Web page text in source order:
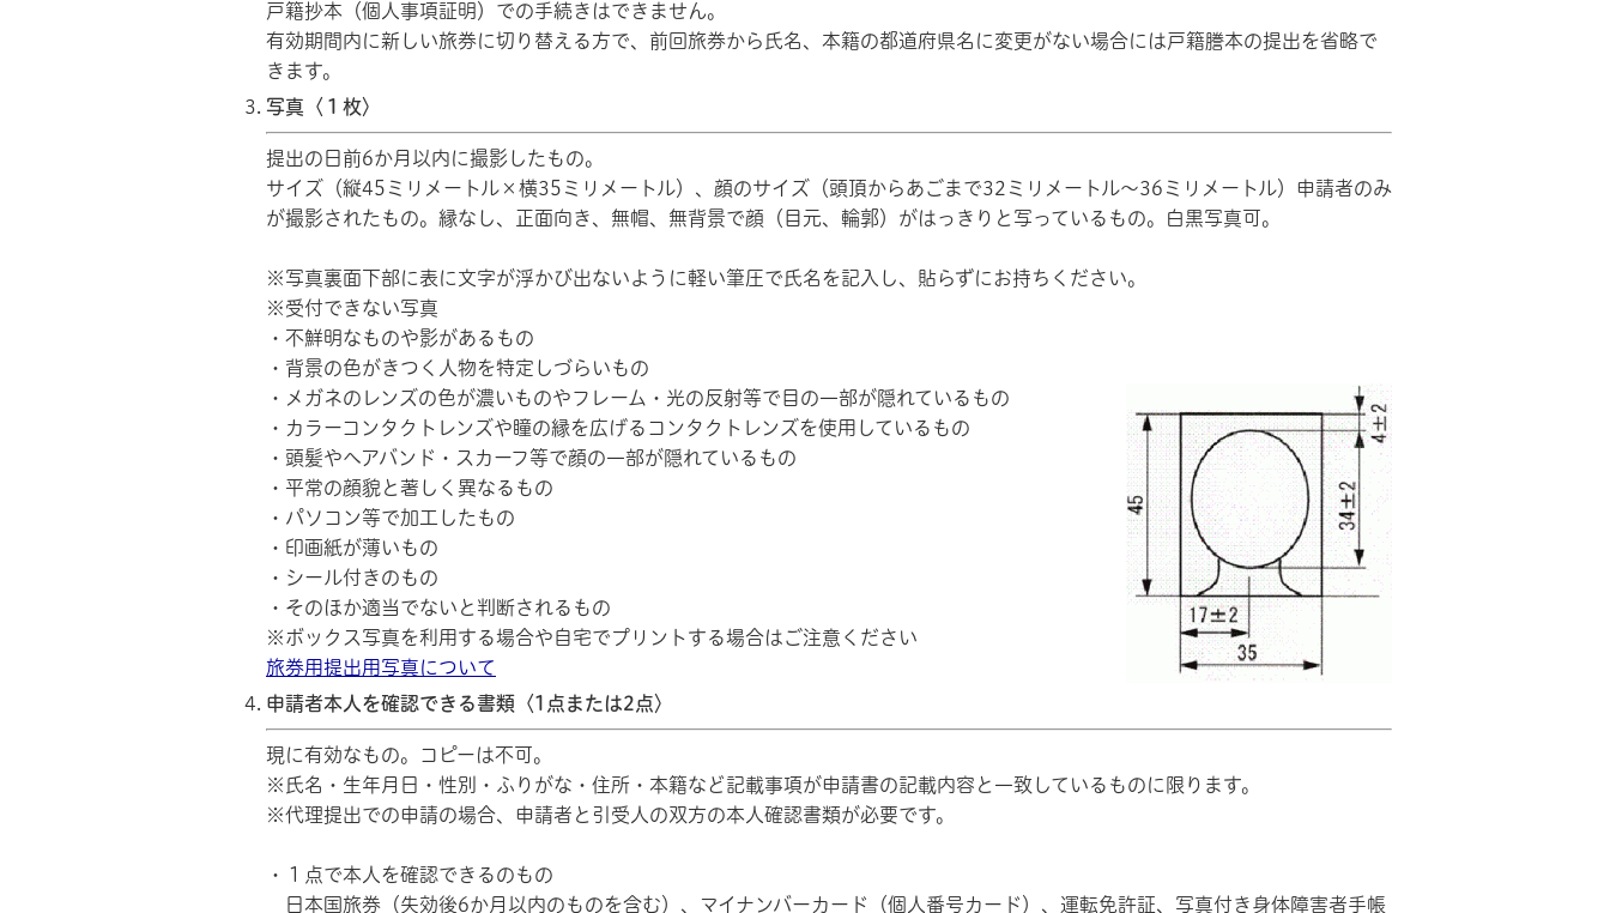
戸籍抄本（個人事項証明）での手続きはできません。
有効期間内に新しい旅券に切り替える方で、前回旅券から氏名、本籍の都道府県名に変更がない場合には戸籍謄本の提出を省略で
きます。
写真〈１枚〉
提出の日前6か月以内に撮影したもの。
サイズ（縦45ミリメートル×横35ミリメートル）、顔のサイズ（頭頂からあごまで32ミリメートル～36ミリメートル）申請者のみ
が撮影されたもの。縁なし、正面向き、無帽、無背景で顔（目元、輪郭）がはっきりと写っているもの。白黒写真可。
※写真裏面下部に表に文字が浮かび出ないように軽い筆圧で氏名を記入し、貼らずにお持ちください。
※受付できない写真
・不鮮明なものや影があるもの
・背景の色がきつく人物を特定しづらいもの
・メガネのレンズの色が濃いものやフレーム・光の反射等で目の一部が隠れているもの
・カラーコンタクトレンズや瞳の縁を広げるコンタクトレンズを使用しているもの
・頭髪やヘアバンド・スカーフ等で顔の一部が隠れているもの
・平常の顔貌と著しく異なるもの
・パソコン等で加工したもの
・印画紙が薄いもの
・シール付きのもの
・そのほか適当でないと判断されるもの
※ボックス写真を利用する場合や自宅でプリントする場合はご注意ください
旅券用提出用写真について
申請者本人を確認できる書類〈1点または2点〉
現に有効なもの。コピーは不可。
※氏名・生年月日・性別・ふりがな・住所・本籍など記載事項が申請書の記載内容と一致しているものに限ります。
※代理提出での申請の場合、申請者と引受人の双方の本人確認書類が必要です。
・１点で本人を確認できるのもの
日本国旅券（失効後6か月以内のものを含む）、マイナンバーカード（個人番号カード）、運転免許証、写真付き身体障害者手帳